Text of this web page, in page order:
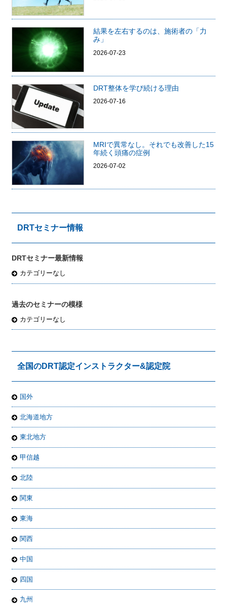
結果を左右するのは、施術者の「力
み」
2026-07-23
DRT整体を学び続ける理由
2026-07-16
MRIで異常なし。それでも改善した15
年続く頭痛の症例
2026-07-02
DRTセミナー情報
DRTセミナー最新情報
カテゴリーなし
過去のセミナーの模様
カテゴリーなし
全国のDRT認定インストラクター&認定院
国外
北海道地方
東北地方
甲信越
北陸
関東
東海
関西
中国
四国
九州